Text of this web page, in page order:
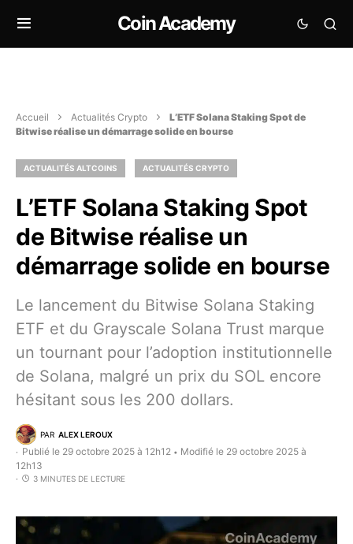
Coin Academy
Accueil Actualités Crypto
L’ETF Solana Staking Spot de
Bitwise réalise un démarrage solide en bourse
ACTUALITÉS ALTCOINS ACTUALITÉS CRYPTO
L’ETF Solana Staking Spot
de Bitwise réalise un
démarrage solide en bourse
Le lancement du Bitwise Solana Staking
ETF et du Grayscale Solana Trust marque
un tournant pour l’adoption institutionnelle
de Solana, malgré un prix du SOL encore
hésitant sous les 200 dollars.
PAR ALEX LEROUX
Publié le 29 octobre 2025 à 12h12 • Modifié le 29 octobre 2025 à
12h13
3 MINUTES DE LECTURE